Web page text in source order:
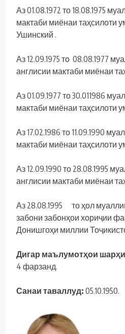
Аз 01.08.1972 то 18.08.1975
мактаби миёнаи таҳсилоти
Ушинский .
Аз 12.09.1975 то 08.08.1977
англисии мактаби миёнаи
Аз 01.09.1977 то 30.011986
мактаби миёнаи таҳсилоти
Аз 17.02.1986 то 11.09.1990
мактаби миёнаи таҳсилоти
Аз 12.09.1990 то 28.08.1995
англисии мактаби миёнаи
Аз 28.08.1995 то ҳол
забони забонҳои хориҷии
Донишгоҳи миллии
Дигар маълумотҳои шарҳи
4 фарзанд.
Санаи таваллуд: 05.10.1950.